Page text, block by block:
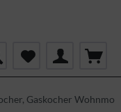
Gaskocher